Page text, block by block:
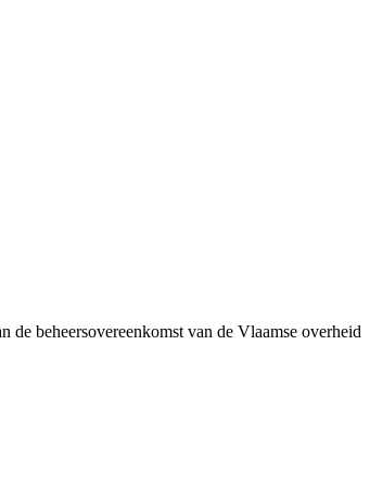
beheersovereenkomst van de Vlaamse overheid